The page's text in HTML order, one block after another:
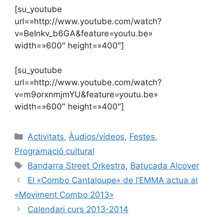
[su_youtube
url=»http://www.youtube.com/watch?
v=BeInkv_b6GA&feature=youtu.be»
width=»600″ height=»400″]
[su_youtube
url=»http://www.youtube.com/watch?
v=m9orxnmjmYU&feature=youtu.be»
width=»600″ height=»400″]
Activitats, Àudios/vídeos, Festes,
Programació cultural
Bandarra Street Orkestra, Batucada Alcover
El «Combo Cantaloupe» de l’EMMA actua al
«Moviment Combo 2013»
Calendari curs 2013-2014